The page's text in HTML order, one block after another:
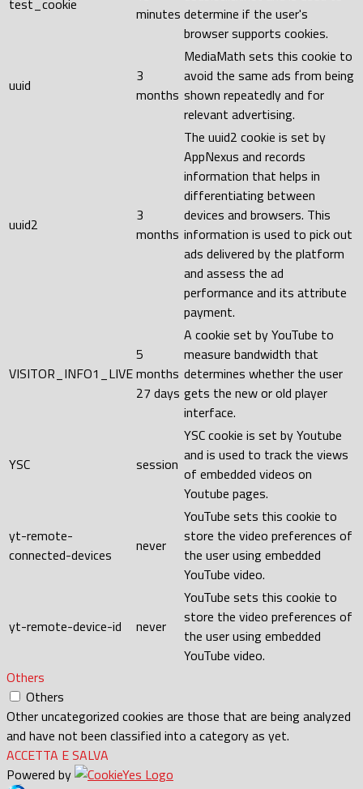
test_cookie
minutes determine if the user's
browser supports cookies.
uuid
3
months
MediaMath sets this cookie to
avoid the same ads from being
shown repeatedly and for
relevant advertising.
uuid2
3
months
The uuid2 cookie is set by
AppNexus and records
information that helps in
differentiating between
devices and browsers. This
information is used to pick out
ads delivered by the platform
and assess the ad
performance and its attribute
payment.
VISITOR_INFO1_LIVE
5
months
27 days
A cookie set by YouTube to
measure bandwidth that
determines whether the user
gets the new or old player
interface.
YSC session
YSC cookie is set by Youtube
and is used to track the views
of embedded videos on
Youtube pages.
yt-remote-
connected-devices
never
YouTube sets this cookie to
store the video preferences of
the user using embedded
YouTube video.
yt-remote-device-id never
YouTube sets this cookie to
store the video preferences of
the user using embedded
YouTube video.
Others
Others
Other uncategorized cookies are those that are being analyzed
and have not been classified into a category as yet.
ACCETTA E SALVA
Powered by